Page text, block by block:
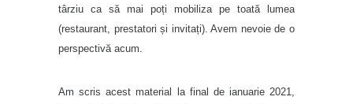
târziu ca să mai poți mobiliza pe toată lumea
(restaurant, prestatori și invitați). Avem nevoie de o
perspectivă acum.
Am scris acest material la final de ianuarie 2021,